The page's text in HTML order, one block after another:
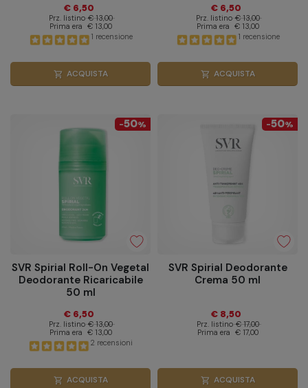
€ 6,50
Prz. listino € 13,00
Prima era € 13,00
1 recensione
shopping_cart ACQUISTA
€ 6,50
Prz. listino € 13,00
Prima era € 13,00
1 recensione
shopping_cart ACQUISTA
-50%
SVR Spirial Roll-On Vegetal
Deodorante Ricaricabile
50 ml
€ 6,50
Prz. listino € 13,00
Prima era € 13,00
2 recensioni
shopping_cart ACQUISTA
-50%
SVR Spirial Deodorante
Crema 50 ml
€ 8,50
Prz. listino € 17,00
Prima era € 17,00
shopping_cart ACQUISTA